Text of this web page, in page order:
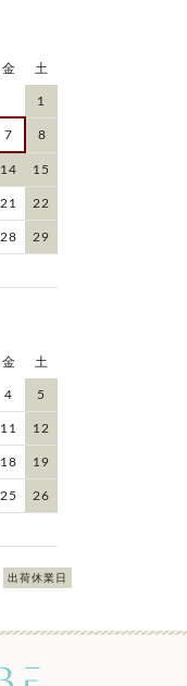
金 土
1
7 8
14 15
21 22
28 29
金 土
4 5
11 12
18 19
25 26
出荷休業日